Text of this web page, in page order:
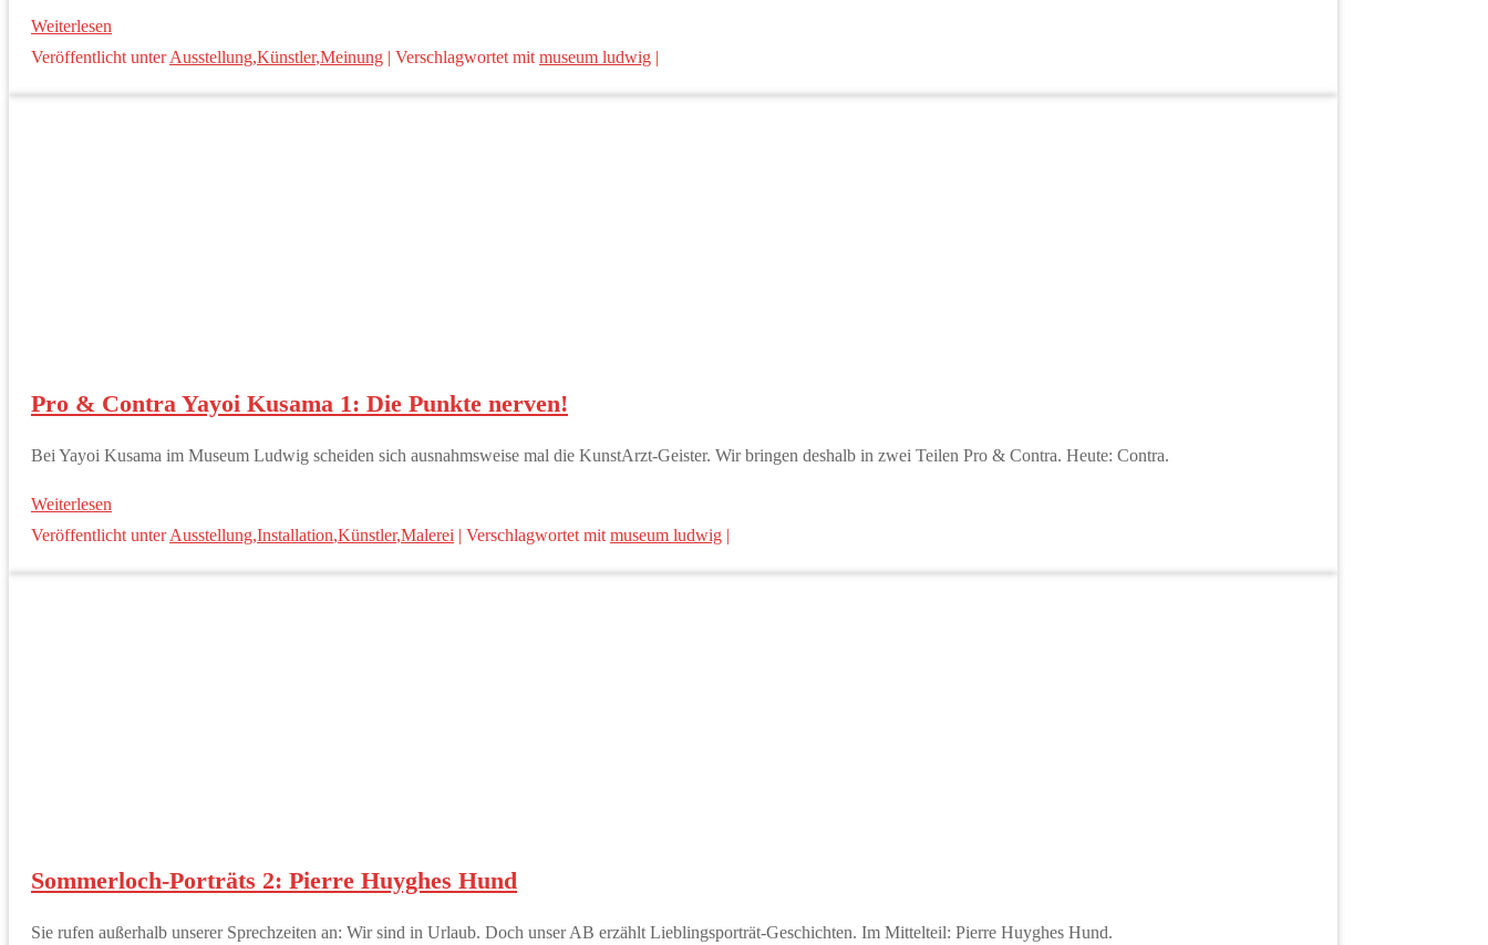
Weiterlesen
Veröffentlicht unter Ausstellung,Künstler,Meinung | Verschlagwortet mit museum ludwig |
Pro & Contra Yayoi Kusama 1: Die Punkte nerven!
Bei Yayoi Kusama im Museum Ludwig scheiden sich ausnahmsweise mal die KunstArzt-Geister. Wir bringen deshalb in zwei Teilen Pro & Contra. Heute: Contra.
Weiterlesen
Veröffentlicht unter Ausstellung,Installation,Künstler,Malerei | Verschlagwortet mit museum ludwig |
Sommerloch-Porträts 2: Pierre Huyghes Hund
Sie rufen außerhalb unserer Sprechzeiten an: Wir sind in Urlaub. Doch unser AB erzählt Lieblingsporträt-Geschichten. Im Mittelteil: Pierre Huyghes Hund.